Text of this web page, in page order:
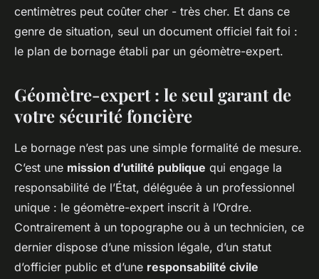
centimètres peut coûter cher - très cher. Et dans ce
genre de situation, seul un document officiel fait foi :
le plan de bornage établi par un géomètre-expert.
Géomètre-expert : le seul garant de
votre sécurité foncière
Le bornage n’est pas une simple formalité de mesure.
C’est une mission d’utilité publique qui engage la
responsabilité de l’État, déléguée à un professionnel
unique : le géomètre-expert inscrit à l’Ordre.
Contrairement à un topographe ou à un technicien, ce
dernier dispose d’une mission légale, d’un statut
d’officier public et d’une responsabilité civile